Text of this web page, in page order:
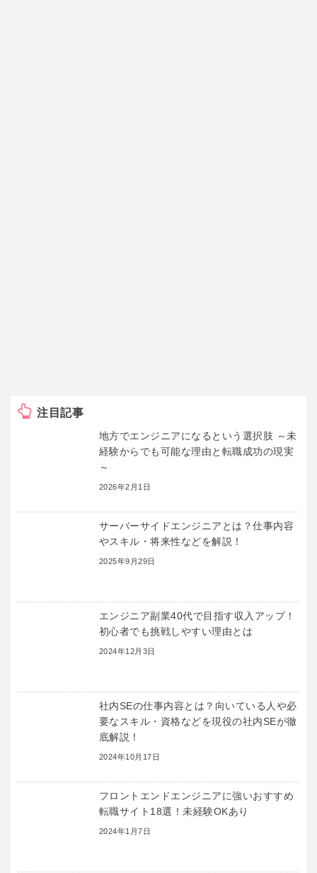
注目記事
地方でエンジニアになるという選択肢 ～未
経験からでも可能な理由と転職成功の現実
～
2026年2月1日
サーバーサイドエンジニアとは？仕事内容
やスキル・将来性などを解説！
2025年9月29日
エンジニア副業40代で目指す収入アップ！
初心者でも挑戦しやすい理由とは
2024年12月3日
社内SEの仕事内容とは？向いている人や必
要なスキル・資格などを現役の社内SEが徹
底解説！
2024年10月17日
フロントエンドエンジニアに強いおすすめ
転職サイト18選！未経験OKあり
2024年1月7日